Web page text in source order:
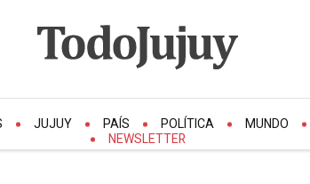
JUJUY PAÍS POLÍTICA MUNDO
NEWSLETTER